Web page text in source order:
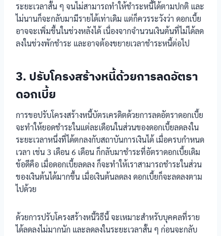
ระยะเวลาสั้น ๆ จนไม่สามารถทำให้ชำระหนี้ได้ตามปกติ และ
ไม่นานก็จะกลับมามีรายได้เท่าเดิม แต่ก็ควรระวังว่า ดอกเบี้ย
อาจจะเพิ่มขึ้นในช่วงหลังได้ เนื่องจากจำนวนเงินต้นที่ไม่ได้ลด
ลงในช่วงพักชำระ และอาจต้องขยายเวลาชำระหนี้ต่อไป
3. ปรับโครงสร้างหนี้ด้วยการลดอัตรา
ดอกเบี้ย
การขอปรับโครงสร้างหนี้บัตรเครดิตด้วยการลดอัตราดอกเบี้ย
จะทำให้ยอดชำระในแต่ละเดือนในส่วนของดอกเบี้ยลดลงใน
ระยะเวลาหนึ่งที่ได้ตกลงกับสถาบันการเงินได้ เมื่อครบกำหนด
เวลา เช่น 3 เดือน 6 เดือน ก็กลับมาชำระที่อัตราดอกเบี้ยเดิม
ข้อดีคือ เมื่อดอกเบี้ยลดลง ก็จะทำให้เราสามารถชำระในส่วน
ของเงินต้นได้มากขึ้น เมื่อเงินต้นลดลง ดอกเบี้ยก็จะลดลงตาม
ไปด้วย
ด้วยการปรับโครงสร้างหนี้วิธีนี้ จะเหมาะสำหรับบุคคลที่ราย
ได้ลดลงไม่มากนัก และลดลงในระยะเวลาสั้น ๆ ก่อนจะกลับ